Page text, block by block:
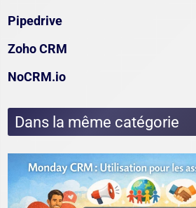
Pipedrive
Zoho CRM
NoCRM.io
Dans la même catégorie